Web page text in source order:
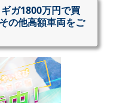
ガ1800万円で買
の他高額車両をご